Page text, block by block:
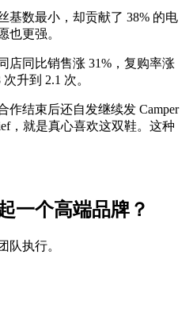
基数最小，却贡献了 38% 的电
也更强。
店同比销售涨 31%，复购率涨
升到 2.1 次。
作结束后还自发继续发 Camper
，就是真心喜欢这双鞋。这种
一个高端品牌？
队执行。